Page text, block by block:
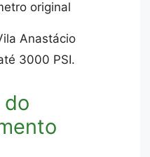
original
Anastácio
3000 PSI.
do